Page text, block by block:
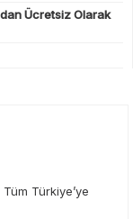
Ücretsiz Olarak
Türkiye’ye